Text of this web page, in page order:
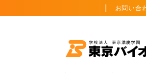
お問い合